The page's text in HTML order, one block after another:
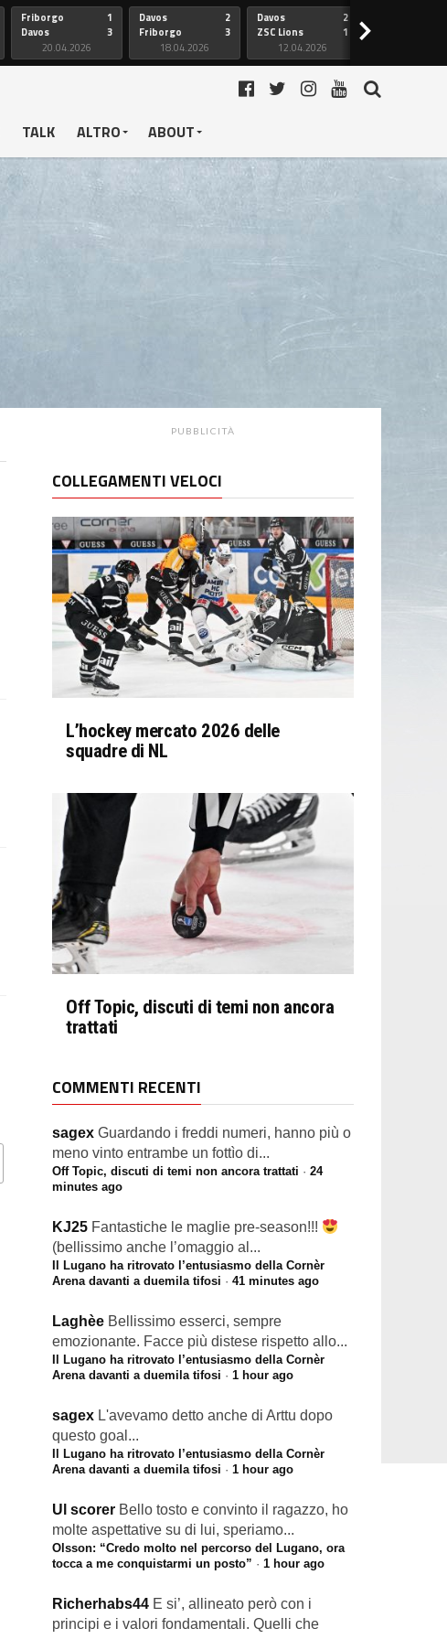
Friborgo
Davos
1
3
20.04.2026
Davos
Friborgo
2
3
18.04.2026
Davos
ZSC Lions
2
1
12.04.2026
>
TALK ALTRO ABOUT
PUBBLICITÀ
COLLEGAMENTI VELOCI
L’hockey mercato 2026 delle
squadre di NL
Off Topic, discuti di temi non ancora
trattati
COMMENTI RECENTI
sagex Guardando i freddi numeri, hanno più o
meno vinto entrambe un fottìo di...
Off Topic, discuti di temi non ancora trattati · 24
minutes ago
KJ25 Fantastiche le maglie pre-season!!!
(bellissimo anche l’omaggio al...
Il Lugano ha ritrovato l’entusiasmo della Cornèr
Arena davanti a duemila tifosi · 41 minutes ago
Laghèe Bellissimo esserci, sempre
emozionante. Facce più distese rispetto allo...
Il Lugano ha ritrovato l’entusiasmo della Cornèr
Arena davanti a duemila tifosi · 1 hour ago
sagex L'avevamo detto anche di Arttu dopo
questo goal...
Il Lugano ha ritrovato l’entusiasmo della Cornèr
Arena davanti a duemila tifosi · 1 hour ago
Ul scorer Bello tosto e convinto il ragazzo, ho
molte aspettative su di lui, speriamo...
Olsson: “Credo molto nel percorso del Lugano, ora
tocca a me conquistarmi un posto” · 1 hour ago
Richerhabs44 E si’, allineato però con i
principi e i valori fondamentali. Quelli che